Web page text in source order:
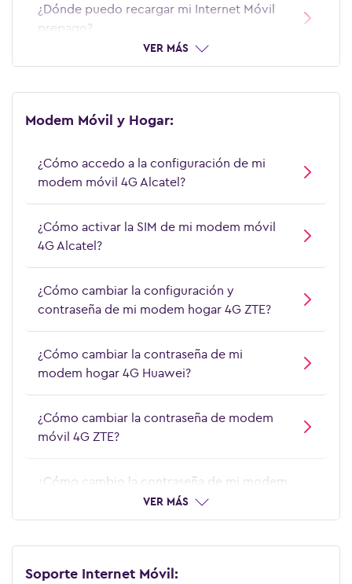
¿Dónde puedo recargar mi Internet Móvil
prepago?
VER MÁS
Modem Móvil y Hogar:
¿Cómo accedo a la configuración de mi
modem móvil 4G Alcatel?
¿Cómo activar la SIM de mi modem móvil
4G Alcatel?
¿Cómo cambiar la configuración y
contraseña de mi modem hogar 4G ZTE?
¿Cómo cambiar la contraseña de mi
modem hogar 4G Huawei?
¿Cómo cambiar la contraseña de modem
móvil 4G ZTE?
¿Cómo cambio la contraseña de mi modem
¿Cómo instalar mi modem hogar 4G
VER MÁS
Soporte Internet Móvil: